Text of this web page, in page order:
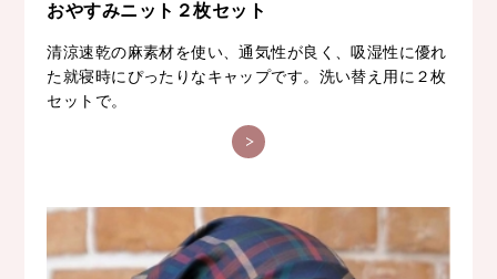
おやすみニット２枚セット
清涼速乾の麻素材を使い、通気性が良く、吸湿性に優れ
た就寝時にぴったりなキャップです。洗い替え用に２枚
セットで。